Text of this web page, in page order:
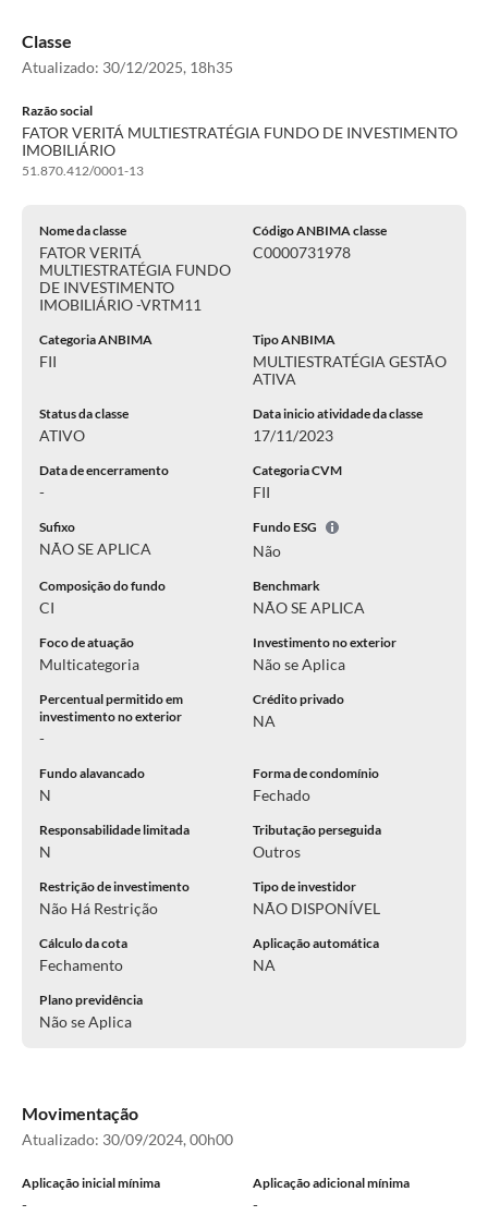
Classe
Atualizado: 30/12/2025, 18h35
Razão social
FATOR VERITÁ MULTIESTRATÉGIA FUNDO DE INVESTIMENTO
IMOBILIÁRIO
51.870.412/0001-13
Nome da classe
FATOR VERITÁ
MULTIESTRATÉGIA FUNDO
DE INVESTIMENTO
IMOBILIÁRIO -VRTM11
Código ANBIMA classe
C0000731978
Categoria ANBIMA
FII
Tipo ANBIMA
MULTIESTRATÉGIA GESTÃO
ATIVA
Status da classe
ATIVO
Data inicio atividade da classe
17/11/2023
Data de encerramento
-
Categoria CVM
FII
Sufixo
NÃO SE APLICA
Fundo ESG
Não
Composição do fundo
CI
Benchmark
NÃO SE APLICA
Foco de atuação
Multicategoria
Investimento no exterior
Não se Aplica
Percentual permitido em
investimento no exterior
-
Crédito privado
NA
Fundo alavancado
N
Forma de condomínio
Fechado
Responsabilidade limitada
N
Tributação perseguida
Outros
Restrição de investimento
Não Há Restrição
Tipo de investidor
NÃO DISPONÍVEL
Cálculo da cota
Fechamento
Aplicação automática
NA
Plano previdência
Não se Aplica
Movimentação
Atualizado: 30/09/2024, 00h00
Aplicação inicial mínima
-
Aplicação adicional mínima
-